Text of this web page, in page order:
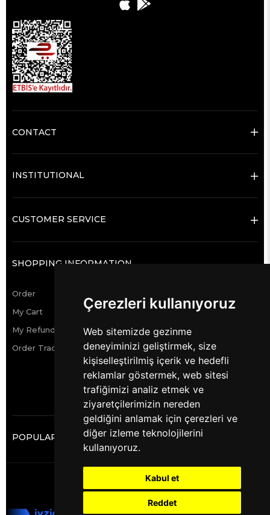
Çerezleri kullanıyoruz
Web sitemizde gezinme
deneyiminizi geliştirmek, size
kişiselleştirilmiş içerik ve hedefli
reklamlar göstermek, web sitesi
trafiğimizi analiz etmek ve
ziyaretçilerimizin nereden
geldiğini anlamak için çerezleri ve
diğer izleme teknolojilerini
kullanıyoruz.
Kabul et
Reddet
CONTACT
INSTITUTIONAL
CUSTOMER SERVICE
SHOPPING INFORMATION
Order
My Cart
My Refund Requests
Order Tracking
POPULAR CATEGORIES
© 2019 Halimix - All Rights Reserved.